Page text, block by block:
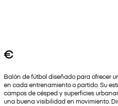
€
Balón de fútbol diseñado para ofrecer
en cada entrenamiento o partido. Su
campos de césped y superficies
una buena visibilidad en movimiento.